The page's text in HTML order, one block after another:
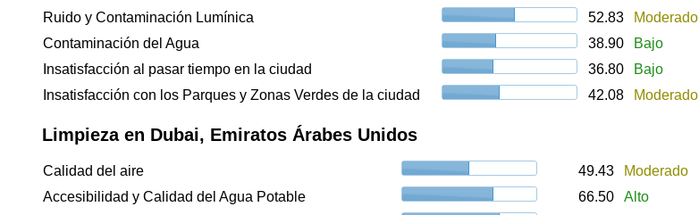
Ruido y Contaminación Lumínica
52.83
Moderado
Contaminación del Agua
38.90
Bajo
Insatisfacción al pasar tiempo en la ciudad
36.80
Bajo
Insatisfacción con los Parques y Zonas Verdes de la ciudad
42.08 Moderado
Limpieza en Dubai, Emiratos Árabes Unidos
Calidad del aire 49.43
Moderado
Accesibilidad y Calidad del Agua Potable
66.50
Alto